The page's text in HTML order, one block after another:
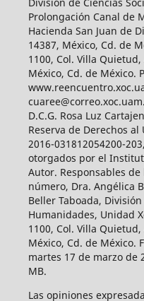
Prolongación Canal de
Hacienda San Juan de
14387, México, Cd. de
1100, Col. Villa Quietud,
México, Cd. de México.
D.C.G. Rosa Luz
Reserva de Derechos
2016-031812054200-
otorgados por el
Autor. Responsables
número, Dra. Angélica
Beller Taboada,
Humanidades, Unidad
1100, Col. Villa Quietud,
México, Cd. de México.
martes 17 de marzo de
MB.
Las opiniones